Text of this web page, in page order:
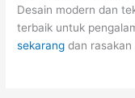
Desain modern dan
terbaik untuk
sekarang dan